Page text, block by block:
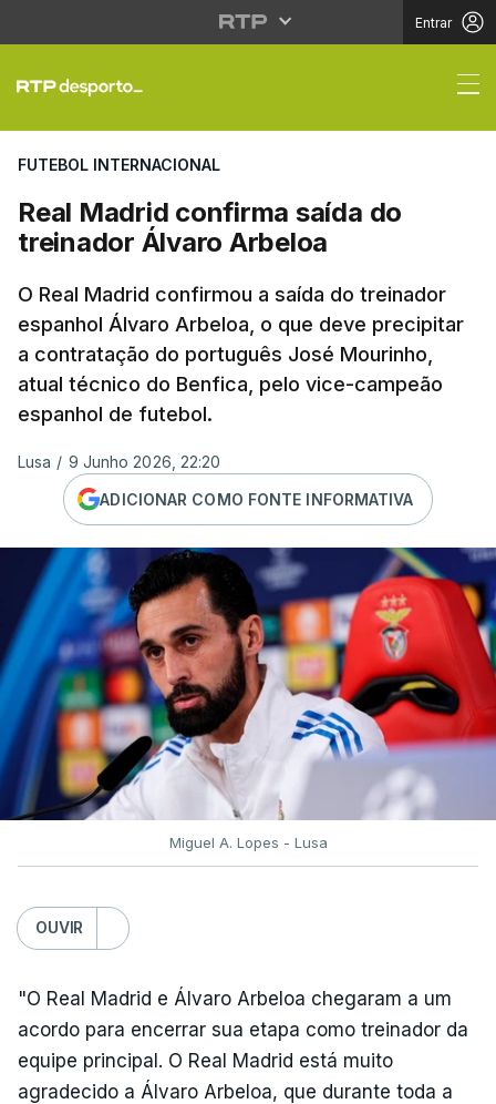
Entrar
Real Madrid confirma
FUTEBOL INTERNACIONAL
Real Madrid confirma saída do
treinador Álvaro Arbeloa
O Real Madrid confirmou a saída do treinador
espanhol Álvaro Arbeloa, o que deve precipitar
a contratação do português José Mourinho,
atual técnico do Benfica, pelo vice-campeão
espanhol de futebol.
Lusa / 9 Junho 2026, 22:20
ADICIONAR COMO FONTE INFORMATIVA
Miguel A. Lopes - Lusa
OUVIR
"O Real Madrid e Álvaro Arbeloa chegaram a um
acordo para encerrar sua etapa como treinador da
equipe principal. O Real Madrid está muito
agradecido a Álvaro Arbeloa, que durante toda a